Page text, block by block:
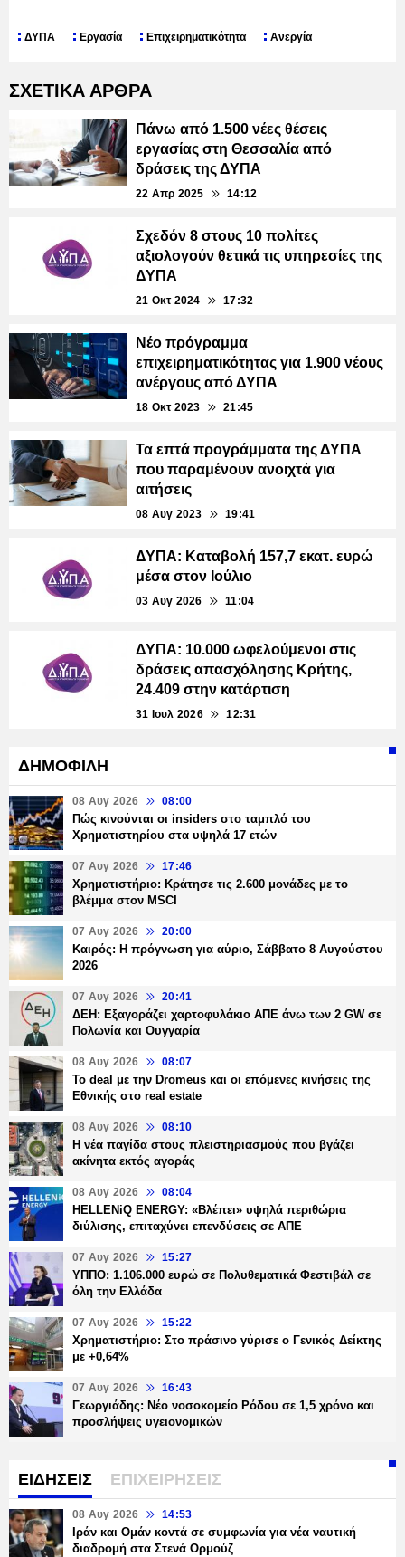
ΔΥΠΑ Εργασία Επιχειρηματικότητα Ανεργία
ΣΧΕΤΙΚΑ ΑΡΘΡΑ
Πάνω από 1.500 νέες θέσεις
εργασίας στη Θεσσαλία από
δράσεις της ΔΥΠΑ
22 Απρ 2025 14:12
Σχεδόν 8 στους 10 πολίτες
αξιολογούν θετικά τις υπηρεσίες της
ΔΥΠΑ
21 Οκτ 2024 17:32
Νέο πρόγραμμα
επιχειρηματικότητας για 1.900 νέους
ανέργους από ΔΥΠΑ
18 Οκτ 2023 21:45
Τα επτά προγράμματα της ΔΥΠΑ
που παραμένουν ανοιχτά για
αιτήσεις
08 Αυγ 2023 19:41
ΔΥΠΑ: Καταβολή 157,7 εκατ. ευρώ
μέσα στον Ιούλιο
03 Αυγ 2026 11:04
ΔΥΠΑ: 10.000 ωφελούμενοι στις
δράσεις απασχόλησης Κρήτης,
24.409 στην κατάρτιση
31 Ιουλ 2026 12:31
ΔΗΜΟΦΙΛΗ
08 Αυγ 2026 08:00
Πώς κινούνται οι insiders στο ταμπλό του
Χρηματιστηρίου στα υψηλά 17 ετών
07 Αυγ 2026 17:46
Χρηματιστήριο: Κράτησε τις 2.600 μονάδες με το
βλέμμα στον MSCI
07 Αυγ 2026 20:00
Καιρός: Η πρόγνωση για αύριο, Σάββατο 8 Αυγούστου
2026
07 Αυγ 2026 20:41
ΔΕΗ: Εξαγοράζει χαρτοφυλάκιο ΑΠΕ άνω των 2 GW σε
Πολωνία και Ουγγαρία
08 Αυγ 2026 08:07
Το deal με την Dromeus και οι επόμενες κινήσεις της
Εθνικής στο real estate
08 Αυγ 2026 08:10
Η νέα παγίδα στους πλειστηριασμούς που βγάζει
ακίνητα εκτός αγοράς
08 Αυγ 2026 08:04
HELLENiQ ENERGY: «Βλέπει» υψηλά περιθώρια
διύλισης, επιταχύνει επενδύσεις σε ΑΠΕ
07 Αυγ 2026 15:27
ΥΠΠΟ: 1.106.000 ευρώ σε Πολυθεματικά Φεστιβάλ σε
όλη την Ελλάδα
07 Αυγ 2026 15:22
Χρηματιστήριο: Στο πράσινο γύρισε ο Γενικός Δείκτης
με +0,64%
07 Αυγ 2026 16:43
Γεωργιάδης: Νέο νοσοκομείο Ρόδου σε 1,5 χρόνο και
προσλήψεις υγειονομικών
ΕΙΔΗΣΕΙΣ ΕΠΙΧΕΙΡΗΣΕΙΣ
08 Αυγ 2026 14:53
Ιράν και Ομάν κοντά σε συμφωνία για νέα ναυτική
διαδρομή στα Στενά Ορμούζ